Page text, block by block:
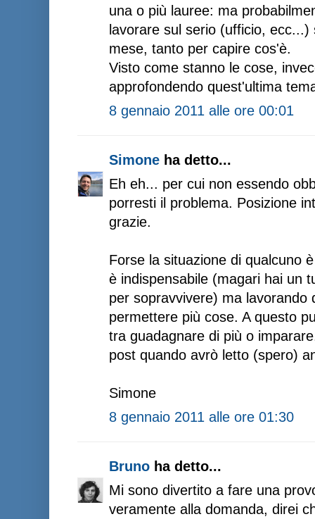
una o più lauree: ma
lavorare sul serio (ufficio,
mese, tanto per capire cos'è.
Visto come stanno le cose,
approfondendo quest'ultima
8 gennaio 2011 alle ore 00:01
Simone ha detto...
Eh eh... per cui non essendo
porresti il problema. Posizione
grazie.
Forse la situazione di qualcuno
è indispensabile (magari hai un
per sopravvivere) ma lavorando
permettere più cose. A questo
tra guadagnare di più o
post quando avrò letto (spero)
Simone
8 gennaio 2011 alle ore 01:30
Bruno ha detto...
Mi sono divertito a fare una
veramente alla domanda, direi